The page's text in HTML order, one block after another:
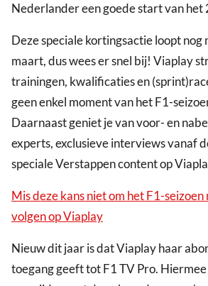
Nederlander een goede start van het
Deze speciale kortingsactie loopt nog
maart, dus wees er snel bij! Viaplay
trainingen, kwalificaties en
geen enkel moment van het F1-
Daarnaast geniet je van voor- en
experts, exclusieve interviews vanaf
speciale Verstappen content op
Mis deze kans niet om het F1-
volgen op Viaplay
Nieuw dit jaar is dat Viaplay haar
toegang geeft tot F1 TV Pro.